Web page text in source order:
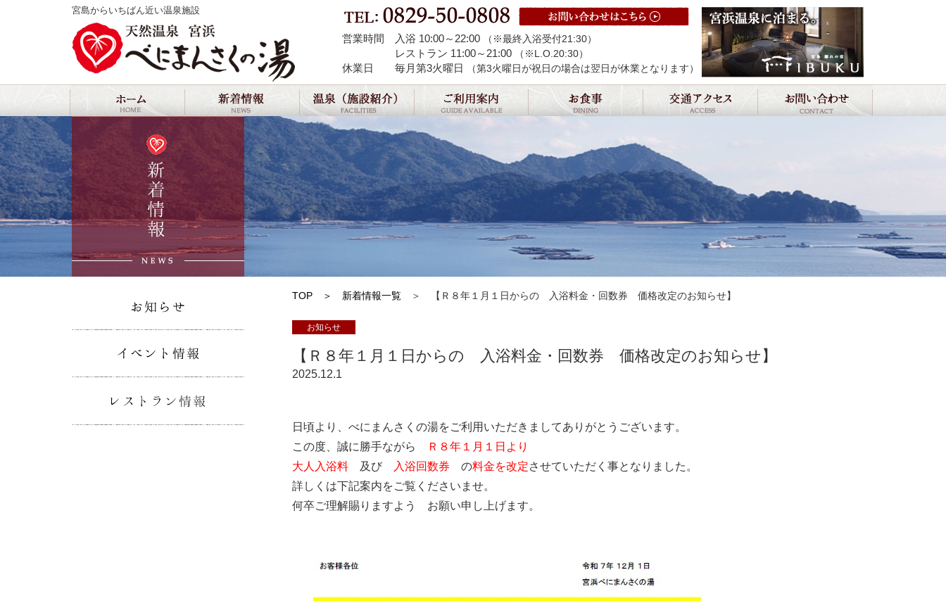
宮島からいちばん近い温泉施設
お問い合わせフォームはこちらから
営業時間 入浴 10:00～22:00
（※最終入浴受付21:30）
レストラン 11:00～21:00 （※L.O.20:30）
休業日 毎月第3火曜日 （第3火曜日が祝日の場合は翌日が休業となります）
新着情報
イベント情報
TOP 新着情報一覧 【Ｒ８年１月１日からの 入浴料金・回数券 価格改定のお知らせ】
お知らせ
【Ｒ８年１月１日からの 入浴料金・回数券 価格改定のお知らせ】
2025.12.1
日頃より、べにまんさくの湯をご利用いただきましてありがとうございます。
この度、誠に勝手ながら
Ｒ８年１月１日より
大人入浴料 及び 入浴回数券 の料金を改定させていただく事となりました。
詳しくは下記案内をご覧くださいませ。
何卒ご理解賜りますよう お願い申し上げます。